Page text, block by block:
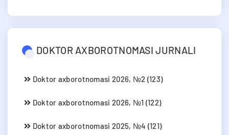
DOKTOR AXBOROTNOMASI JURNALI
Doktor axborotnomasi 2026, №2 (123)
Doktor axborotnomasi 2026, №1 (122)
Doktor axborotnomasi 2025, №4 (121)